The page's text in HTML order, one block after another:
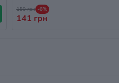
150 грн -6%
141 грн